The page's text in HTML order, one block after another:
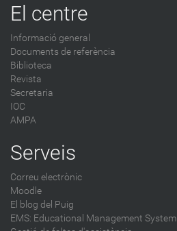
El centre
Informació general
Documents de referència
Biblioteca
Revista
Secretaria
IOC
AMPA
Serveis
Correu electrònic
Moodle
El blog del Puig
EMS: Educational Management System